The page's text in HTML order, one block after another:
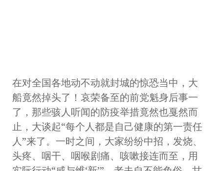
在对全国各地动不动就封城的惊恐当中，大
船竟然掉头了！哀荣备至的前党魁身后事一
了，那些骇人听闻的防疫举措竟然也戛然而
止，大谈起“每个人都是自己健康的第一责任
人”来了。一时之间，大家纷纷中招，发烧、
头疼、咽干、咽喉剧痛、咳嗽接连而至，用